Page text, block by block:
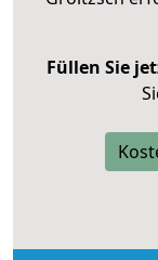
Füllen Sie